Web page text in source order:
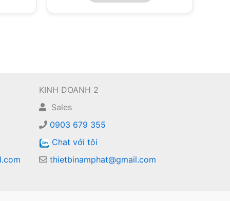
KINH DOANH 2
Sales
0903 679 355
Chat với tôi
thietbinamphat@gmail.com